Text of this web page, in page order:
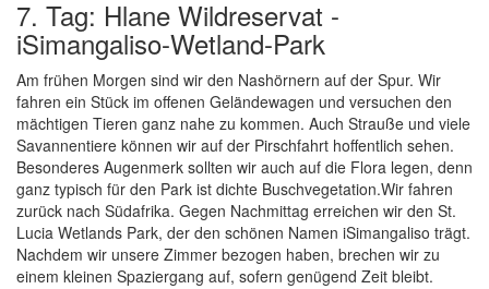
7. Tag: Hlane Wildreservat -
iSimangaliso-Wetland-Park
Am frühen Morgen sind wir den Nashörnern auf der Spur. Wir
fahren ein Stück im offenen Geländewagen und versuchen den
mächtigen Tieren ganz nahe zu kommen. Auch Strauße und viele
Savannentiere können wir auf der Pirschfahrt hoffentlich sehen.
Besonderes Augenmerk sollten wir auch auf die Flora legen, denn
ganz typisch für den Park ist dichte Buschvegetation.Wir fahren
zurück nach Südafrika. Gegen Nachmittag erreichen wir den St.
Lucia Wetlands Park, der den schönen Namen iSimangaliso trägt.
Nachdem wir unsere Zimmer bezogen haben, brechen wir zu
einem kleinen Spaziergang auf, sofern genügend Zeit bleibt.